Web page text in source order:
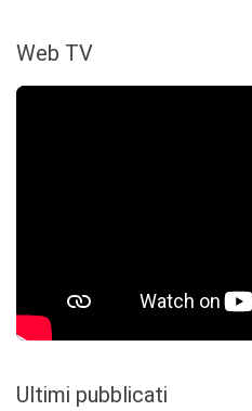
Web TV
Ultimi pubblicati